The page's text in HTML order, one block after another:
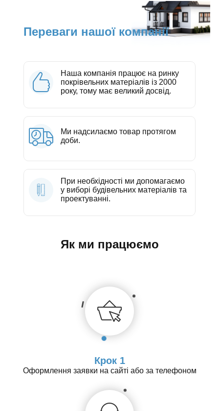
Переваги нашої компанії
Наша компанія працює на ринку
покрівельних матеріалів із 2000
року, тому має великий досвід.
Ми надсилаємо товар протягом
доби.
При необхідності ми допомагаємо
у виборі будівельних матеріалів та
проектуванні.
Як ми працюємо
Крок 1
Оформлення заявки на сайті або за телефоном